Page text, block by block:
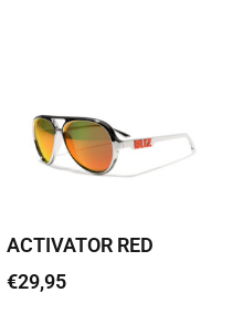
ACTIVATOR RED
€29,95